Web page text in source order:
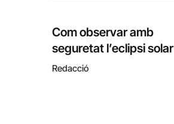
Com observar amb
seguretat l’eclipsi solar
Redacció